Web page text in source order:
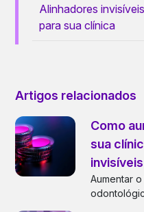
Alinhadores
para sua clínica
Artigos relacionados
Como
sua
invisíveis
Aumentar